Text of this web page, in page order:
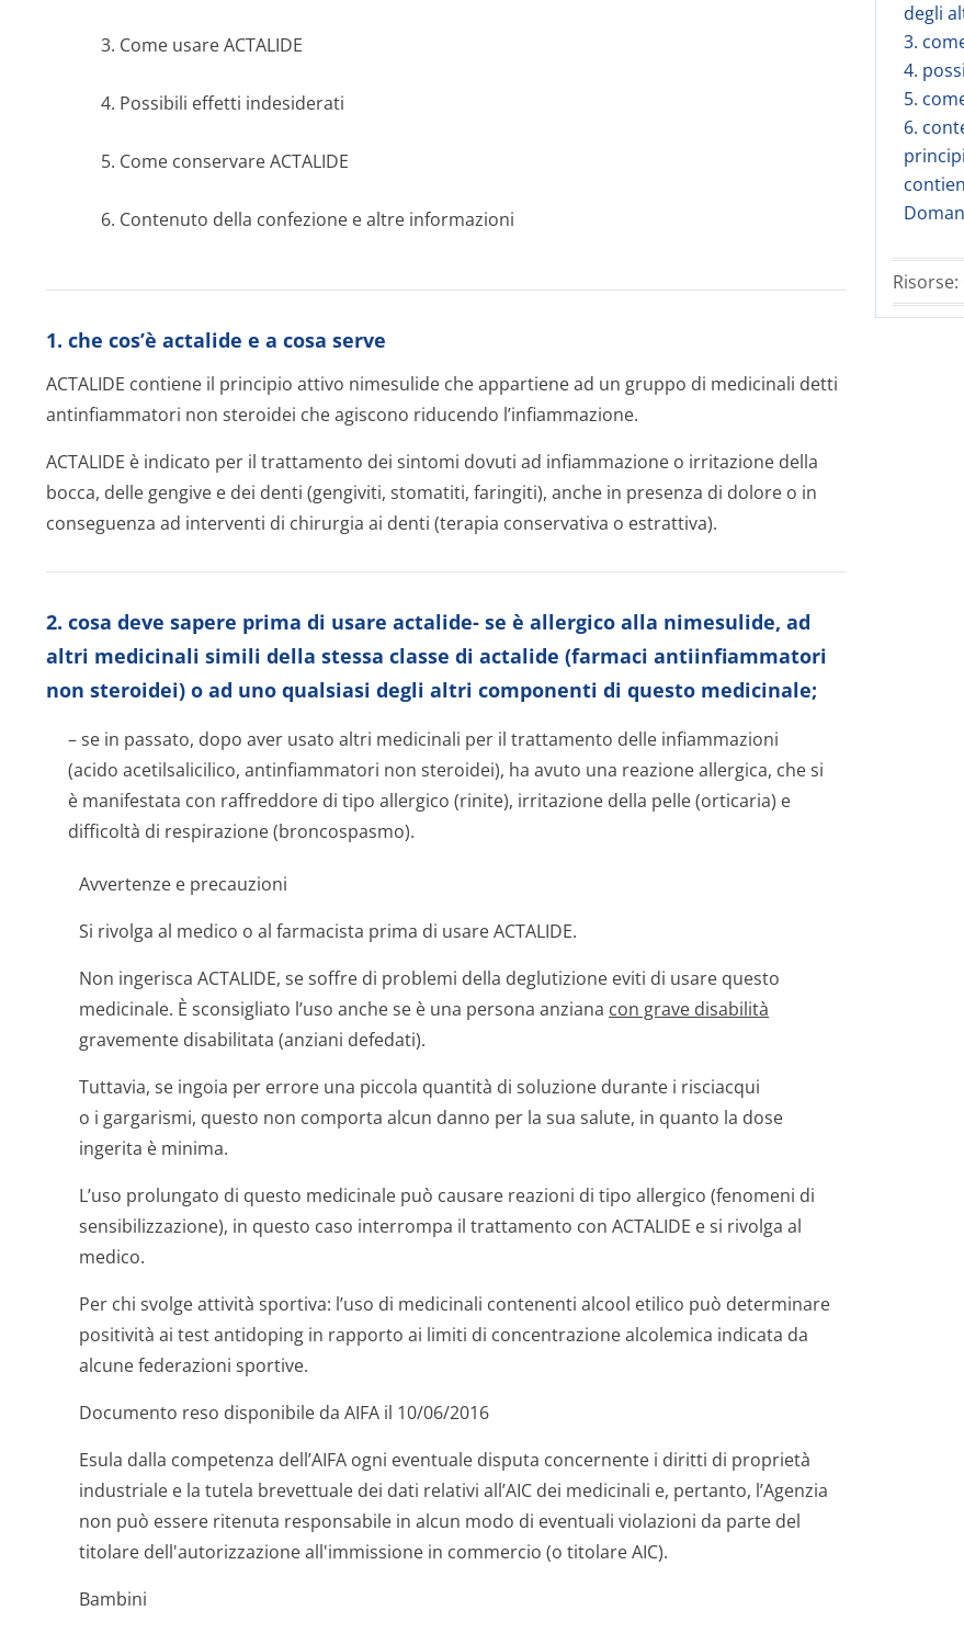
degli
3.
4.
5.
6.
Risorse:
3. Come usare ACTALIDE
4. Possibili effetti indesiderati
5. Come conservare ACTALIDE
6. Contenuto della confezione e altre informazioni
1. che cos’è actalide e a cosa serve
ACTALIDE contiene il principio attivo nimesulide che appartiene ad un gruppo di medicinali detti
antinfiammatori non steroidei che agiscono riducendo l’infiammazione.
ACTALIDE è indicato per il trattamento dei sintomi dovuti ad infiammazione o irritazione della
bocca, delle gengive e dei denti (gengiviti, stomatiti, faringiti), anche in presenza di dolore o in
conseguenza ad interventi di chirurgia ai denti (terapia conservativa o estrattiva).
2. cosa deve sapere prima di usare actalide- se è allergico alla nimesulide, ad
altri medicinali simili della stessa classe di actalide (farmaci antiinfiammatori
non steroidei) o ad uno qualsiasi degli altri componenti di questo medicinale;
– se in passato, dopo aver usato altri medicinali per il trattamento delle infiammazioni
(acido acetilsalicilico, antinfiammatori non steroidei), ha avuto una reazione allergica, che si
è manifestata con raffreddore di tipo allergico (rinite), irritazione della pelle (orticaria) e
difficoltà di respirazione (broncospasmo).
Avvertenze e precauzioni
Si rivolga al medico o al farmacista prima di usare ACTALIDE.
Non ingerisca ACTALIDE, se soffre di problemi della deglutizione eviti di usare questo
medicinale. È sconsigliato l’uso anche se è una persona anziana con grave disabilità
gravemente disabilitata (anziani defedati).
Tuttavia, se ingoia per errore una piccola quantità di soluzione durante i risciacqui
o i gargarismi, questo non comporta alcun danno per la sua salute, in quanto la dose
ingerita è minima.
L’uso prolungato di questo medicinale può causare reazioni di tipo allergico (fenomeni di
sensibilizzazione), in questo caso interrompa il trattamento con ACTALIDE e si rivolga al
medico.
Per chi svolge attività sportiva: l’uso di medicinali contenenti alcool etilico può determinare
positività ai test antidoping in rapporto ai limiti di concentrazione alcolemica indicata da
alcune federazioni sportive.
Documento reso disponibile da AIFA il 10/06/2016
Esula dalla competenza dell’AIFA ogni eventuale disputa concernente i diritti di proprietà
industriale e la tutela brevettuale dei dati relativi all’AIC dei medicinali e, pertanto, l’Agenzia
non può essere ritenuta responsabile in alcun modo di eventuali violazioni da parte del
titolare dell'autorizzazione all'immissione in commercio (o titolare AIC).
Bambini